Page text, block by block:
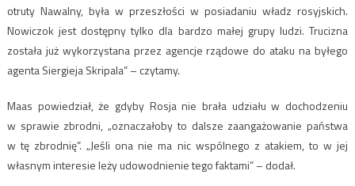
otruty Nawalny, była w przeszłości w posiadaniu władz rosyjskich.
Nowiczok jest dostępny tylko dla bardzo małej grupy ludzi. Trucizna
została już wykorzystana przez agencje rządowe do ataku na byłego
agenta Siergieja Skripala” – czytamy.
Maas powiedział, że gdyby Rosja nie brała udziału w dochodzeniu
w sprawie zbrodni, „oznaczałoby to dalsze zaangażowanie państwa
w tę zbrodnię”. „Jeśli ona nie ma nic wspólnego z atakiem, to w jej
własnym interesie leży udowodnienie tego faktami” – dodał.